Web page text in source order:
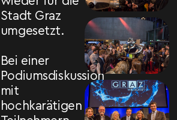
Stadt Graz
umgesetzt.
Bei einer
Podiumsdiskussion
mit
hochkarätigen